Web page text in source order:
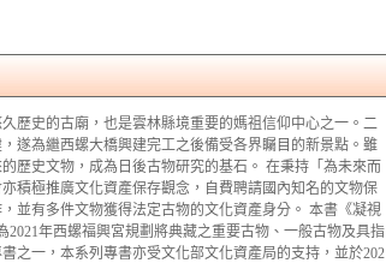
歷史的古廟，也是雲林縣境重要的媽祖信仰中心之一。二
遂為繼西螺大橋興建完工之後備受各界矚目的新景點。雖
歷史文物，成為日後古物研究的基石。 在秉持「為未來而
積極推廣文化資產保存觀念，自費聘請國內知名的文物保
並有多件文物獲得法定古物的文化資產身分。 本書《凝視
年西螺福興宮規劃將典藏之重要古物、一般古物及具指
之一，本系列專書亦受文化部文化資產局的支持，並於202